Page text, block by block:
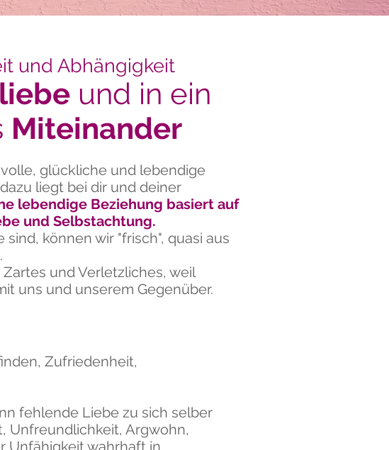
und Abhängigkeit
und in ein
Miteinander
glückliche und lebendige
liegt bei dir und deiner
lebendige Beziehung basiert auf
und Selbstachtung.
können wir "frisch", quasi aus
und Verletzliches, weil
uns und unserem Gegenüber.
Zufriedenheit,
fehlende Liebe zu sich selber
Unfreundlichkeit, Argwohn,
Unfähigkeit wahrhaft in